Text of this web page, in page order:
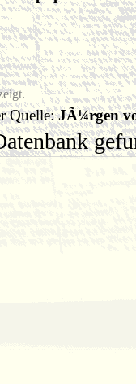
Quelle:JÃ¼rgen